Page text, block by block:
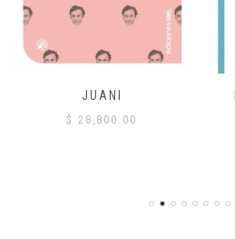
JUANI
$ 28,800.00